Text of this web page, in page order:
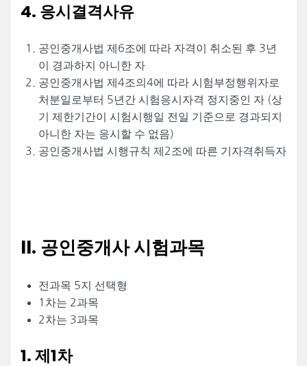
4. 응시결격사유
공인중개사법 제6조에 따라 자격이 취소된 후 3년
이 경과하지 아니한 자
공인중개사법 제4조의4에 따라 시험부정행위자로
처분일로부터 5년간 시험응시자격 정지중인 자 (상
기 제한기간이 시험시행일 전일 기준으로 경과되지
아니한 자는 응시할 수 없음)
공인중개사법 시행규칙 제2조에 따른 기자격취득자
II. 공인중개사 시험과목
전과목 5지 선택형
1차는 2과목
2차는 3과목
1. 제1차